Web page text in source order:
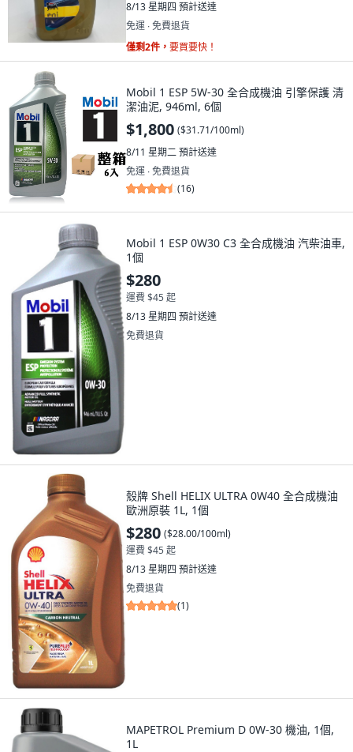
8/13 星期四 預計送達
免運 ∙ 免費退貨
僅剩2件， 要買要快！
Mobil 1 ESP 5W-30 全合成機油 引擎保護 清
潔油泥, 946ml, 6個
$1,800 ($31.71/100ml)
8/11 星期二預計送達
免運 ∙ 免費退貨
(16)
Mobil 1 ESP 0W30 C3 全合成機油 汽柴油車,
1個
$280
運費 $45 起
8/13 星期四 預計送達
免費退貨
殼牌 Shell HELIX ULTRA 0W40 全合成機油
歐洲原裝 1L, 1個
$280 ($28.00/100ml)
運費 $45 起
8/13 星期四 預計送達
免費退貨
(1)
MAPETROL Premium D 0W-30 機油, 1個,
1L